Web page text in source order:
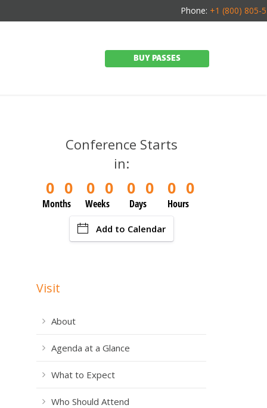
Phone: +1 (800) 805-
BUY PASSES
Conference Starts
in:
0 0
Months
0 0
Weeks
0 0
Days
0 0
Hours
Add to Calendar
Visit
About
Agenda at a Glance
What to Expect
Who Should Attend